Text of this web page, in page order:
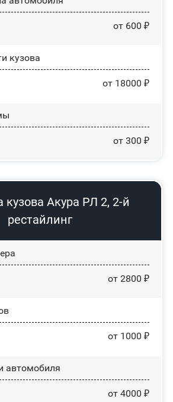
от 600 ₽
кузова
от 18000 ₽
от 300 ₽
кузова Акура РЛ 2, 2-й
рестайлинг
от 2800 ₽
от 1000 ₽
автомобиля
от 4000 ₽